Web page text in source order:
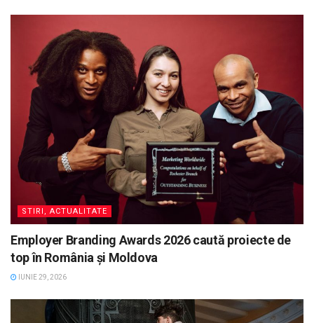
STIRI, ACTUALITATE
Employer Branding Awards 2026 caută proiecte de
top în România și Moldova
IUNIE 29, 2026